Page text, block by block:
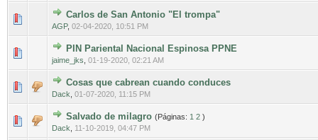
Carlos de San Antonio "El trompa"
AGP, 02-04-2020, 10:51 PM
0 voto(s) - Media 0 de 5
1234 5
PIN Pariental Nacional Espinosa PPNE
jaime_jks 01-19-2020, 02:21 AM
0 voto(s) - Media 0 de 5
1234 5
Cosas que cabrean cuando conduces
Dack 01-07-2020, 11:15 PM
0 voto(s) - Media 0 de 5
1 2345
Salvado de milagro (Páginas: 1 2 )
Dack
11-10-2019, 04:47 PM
0 voto(s) - Media 0 de 5
12345